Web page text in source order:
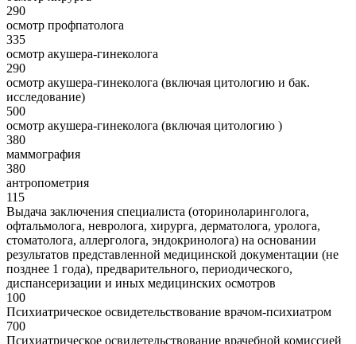
290
осмотр профпатолога
335
осмотр акушера-гинеколога
290
осмотр акушера-гинеколога (включая цитологию и бак.
исследование)
500
осмотр акушера-гинеколога (включая цитологию )
380
маммография
380
антропометрия
115
Выдача заключения специалиста (оториноларинголога,
офтальмолога, невролога, хирурга, дерматолога, уролога,
стоматолога, аллерголога, эндокринолога) на основании
результатов представленной медицинской документации (не
позднее 1 года), предварительного, периодического,
диспансеризации и иных медицинских осмотров
100
Психиатрическое освидетельствование врачом-психиатром
700
Психиатрическое освидетельствование врачебной комиссией